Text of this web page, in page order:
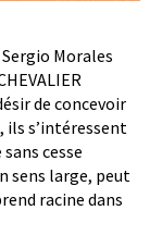
Morales
de concevoir
s’intéressent
cesse
sens large, peut
racine dans